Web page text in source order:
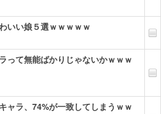
いい娘５選ｗｗｗｗｗ
って無能ばかりじゃないかｗｗｗ
ャラ、74%が一致してしまうｗｗ